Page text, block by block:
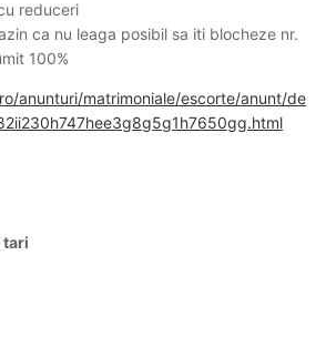
reduceri
ca nu leaga posibil sa iti blocheze nr.
100%
anunturi/matrimoniale/escorte/anunt/de
tari